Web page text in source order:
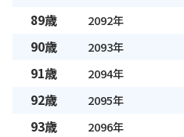
89歳 2092年
90歳 2093年
91歳 2094年
92歳 2095年
93歳 2096年